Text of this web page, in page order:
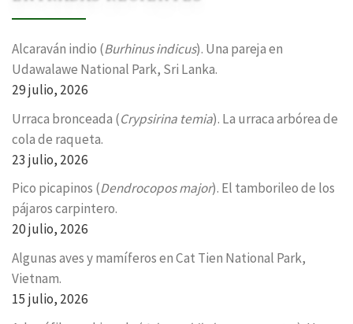
Alcaraván indio (Burhinus indicus). Una pareja en
Udawalawe National Park, Sri Lanka.
29 julio, 2026
Urraca bronceada (Crypsirina temia). La urraca arbórea de
cola de raqueta.
23 julio, 2026
Pico picapinos (Dendrocopos major). El tamborileo de los
pájaros carpintero.
20 julio, 2026
Algunas aves y mamíferos en Cat Tien National Park,
Vietnam.
15 julio, 2026